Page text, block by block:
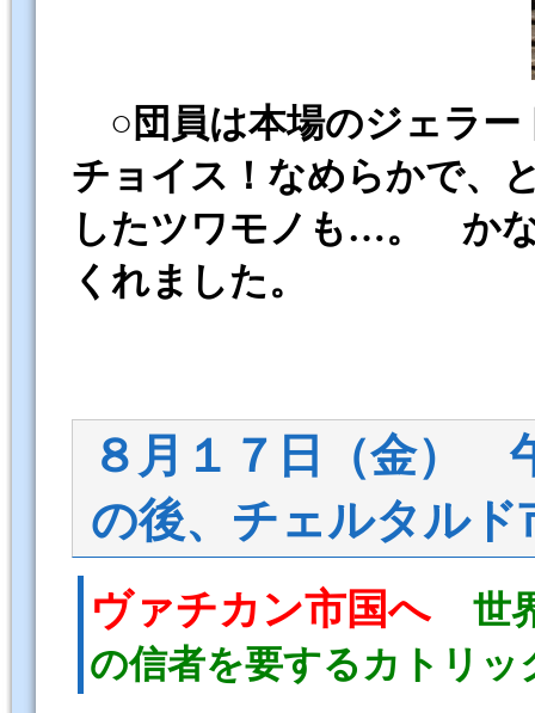
○団員は本場のジェラー
チョイス！なめらかで、
したツワモノも…。
かな
くれました。
８月１７日（金）
の後、チェルタル
ヴァチカン市国へ
世
の信者を要するカトリッ